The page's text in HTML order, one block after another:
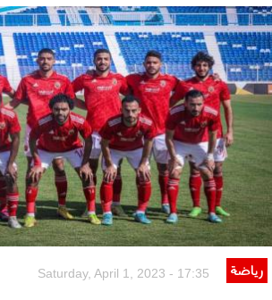
الأهلي
رياضة Saturday, April 1, 2023 - 17:35